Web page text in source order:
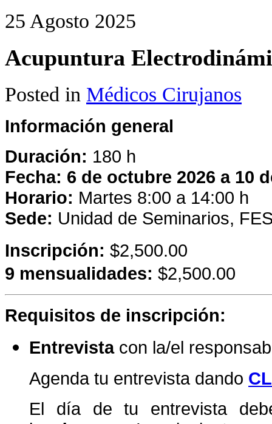
25 Agosto 2025
Acupuntura
Posted in Médicos Cirujanos
Información general
Duración: 180 h
Fecha: 6 de octubre 2026 a 10
Horario: Martes 8:00 a 14:00 h
Sede: Unidad de Seminarios,
Inscripción: $2,500.00
9 mensualidades: $2,500.00
Requisitos de inscripción:
Entrevistacon la/el
Agenda tu entrevista dando
El día de tu entrevista